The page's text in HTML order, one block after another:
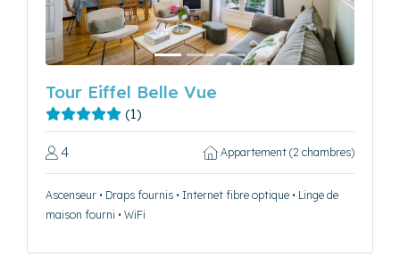
Tour Eiffel Belle Vue
(1)
4 Appartement (2 chambres)
Ascenseur • Draps fournis • Internet fibre optique • Linge de
maison fourni • WiFi